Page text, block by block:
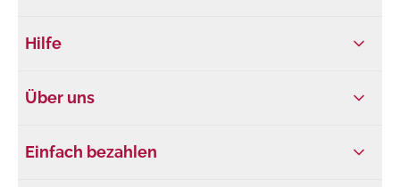
Hilfe
Über uns
Einfach bezahlen